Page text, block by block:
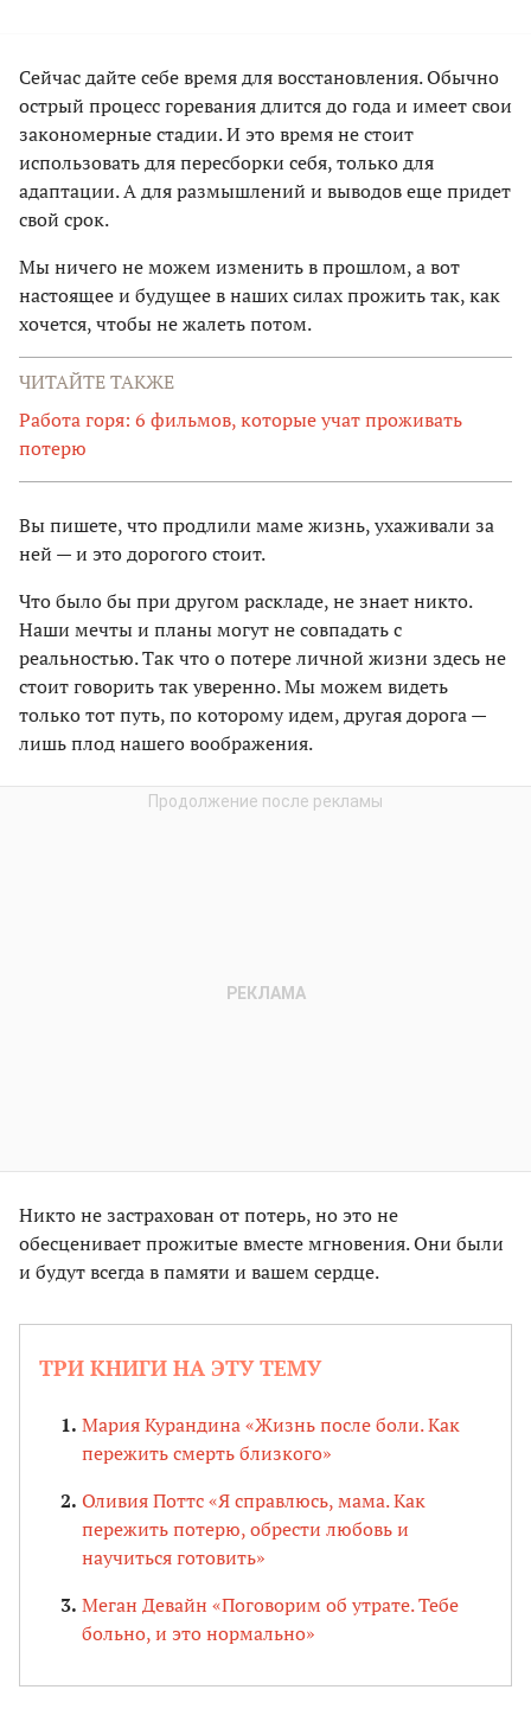
Сейчас дайте себе время для восстановления. Обычно
острый процесс горевания длится до года и имеет свои
закономерные стадии. И это время не стоит
использовать для пересборки себя, только для
адаптации. А для размышлений и выводов еще придет
свой срок.
Мы ничего не можем изменить в прошлом, а вот
настоящее и будущее в наших силах прожить так, как
хочется, чтобы не жалеть потом.
ЧИТАЙТЕ ТАКЖЕ
Работа горя: 6 фильмов, которые учат проживать
потерю
Вы пишете, что продлили маме жизнь, ухаживали за
ней — и это дорогого стоит.
Что было бы при другом раскладе, не знает никто.
Наши мечты и планы могут не совпадать с
реальностью. Так что о потере личной жизни здесь не
стоит говорить так уверенно. Мы можем видеть
только тот путь, по которому идем, другая дорога —
лишь плод нашего воображения.
Никто не застрахован от потерь, но это не
обесценивает прожитые вместе мгновения. Они были
и будут всегда в памяти и вашем сердце.
ТРИ КНИГИ НА ЭТУ ТЕМУ
Мария Курандина «Жизнь после боли. Как
пережить смерть близкого»
Оливия Поттс «Я справлюсь, мама. Как
пережить потерю, обрести любовь и
научиться готовить»
Меган Девайн «Поговорим об утрате. Тебе
больно, и это нормально»